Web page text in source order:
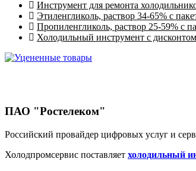
Инструмент для ремонта
Этиленгликоль, раствор 34-65% с
Пропиленгликоль, раствор 25-59% с
Холодильный инструмент с дисконтом
ПАО "Ростелеком"
Российский провайдер цифровых услуг и
Холодпромсервис поставляет холодильный